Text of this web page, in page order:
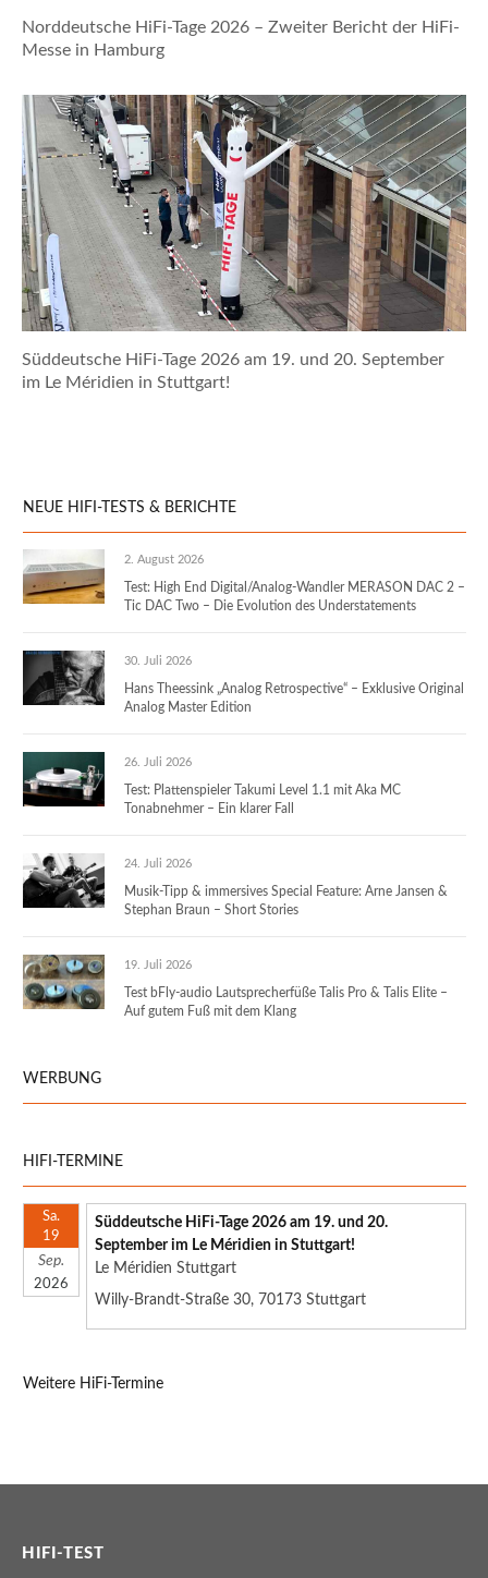
Norddeutsche HiFi-Tage 2026 – Zweiter Bericht der HiFi-
Messe in Hamburg
Süddeutsche HiFi-Tage 2026 am 19. und 20. September
im Le Méridien in Stuttgart!
NEUE HIFI-TESTS & BERICHTE
2. August 2026
Test: High End Digital/Analog-Wandler MERASON DAC 2 –
Tic DAC Two – Die Evolution des Understatements
30. Juli 2026
Hans Theessink „Analog Retrospective“ – Exklusive Original
Analog Master Edition
26. Juli 2026
Test: Plattenspieler Takumi Level 1.1 mit Aka MC
Tonabnehmer – Ein klarer Fall
24. Juli 2026
Musik-Tipp & immersives Special Feature: Arne Jansen &
Stephan Braun – Short Stories
19. Juli 2026
Test bFly-audio Lautsprecherfüße Talis Pro & Talis Elite –
Auf gutem Fuß mit dem Klang
WERBUNG
HIFI-TERMINE
Sa.
19
Sep.
2026
Süddeutsche HiFi-Tage 2026 am 19. und 20.
September im Le Méridien in Stuttgart!
Le Méridien Stuttgart
Willy-Brandt-Straße 30, 70173 Stuttgart
Weitere HiFi-Termine
HIFI-TEST